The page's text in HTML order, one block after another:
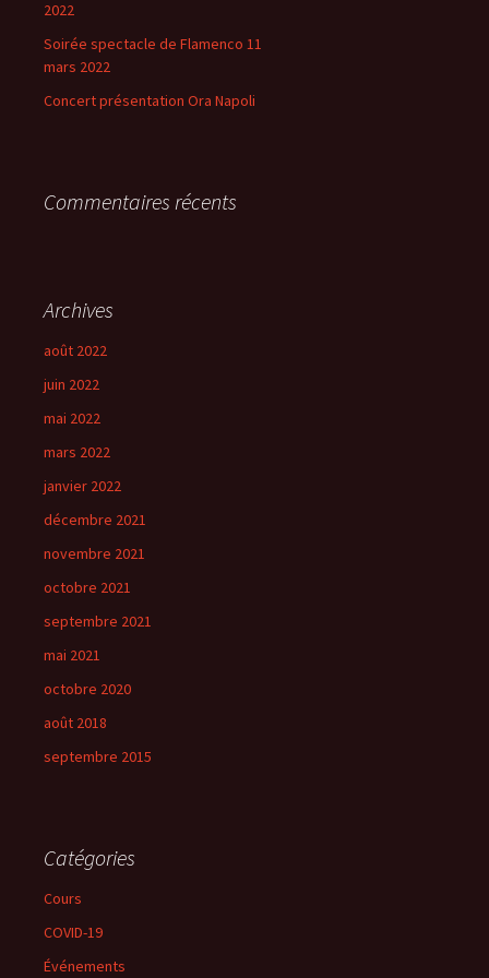
2022
Soirée spectacle de Flamenco 11
mars 2022
Concert présentation Ora Napoli
Commentaires récents
Archives
août 2022
juin 2022
mai 2022
mars 2022
janvier 2022
décembre 2021
novembre 2021
octobre 2021
septembre 2021
mai 2021
octobre 2020
août 2018
septembre 2015
Catégories
Cours
COVID-19
Événements